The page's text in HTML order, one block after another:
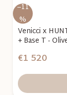
–11
%
Venicci x
+ Base T -
€1 520